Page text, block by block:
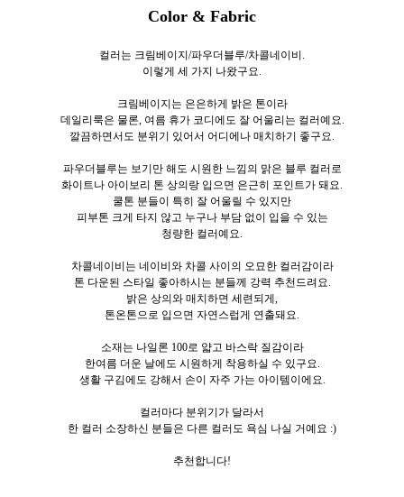
Color & Fabric
컬러는 크림베이지/파우더블루/차콜네이비.
이렇게 세 가지 나왔구요.
크림베이지는 은은하게 밝은 톤이라
데일리룩은 물론, 여름 휴가 코디에도 잘 어울리는 컬러예요.
깔끔하면서도 분위기 있어서 어디에나 매치하기 좋구요.
파우더블루는 보기만 해도 시원한 느낌의 맑은 블루 컬러로
화이트나 아이보리 톤 상의랑 입으면 은근히 포인트가 돼요.
쿨톤 분들이 특히 잘 어울릴 수 있지만
피부톤 크게 타지 않고 누구나 부담 없이 입을 수 있는
청량한 컬러예요.
차콜네이비는 네이비와 차콜 사이의 오묘한 컬러감이라
톤 다운된 스타일 좋아하시는 분들께 강력 추천드려요.
밝은 상의와 매치하면 세련되게,
톤온톤으로 입으면 자연스럽게 연출돼요.
소재는 나일론 100로 얇고 바스락 질감이라
한여름 더운 날에도 시원하게 착용하실 수 있구요.
생활 구김에도 강해서 손이 자주 가는 아이템이에요.
컬러마다 분위기가 달라서
한 컬러 소장하신 분들은 다른 컬러도 욕심 나실 거예요 :)
추천합니다!